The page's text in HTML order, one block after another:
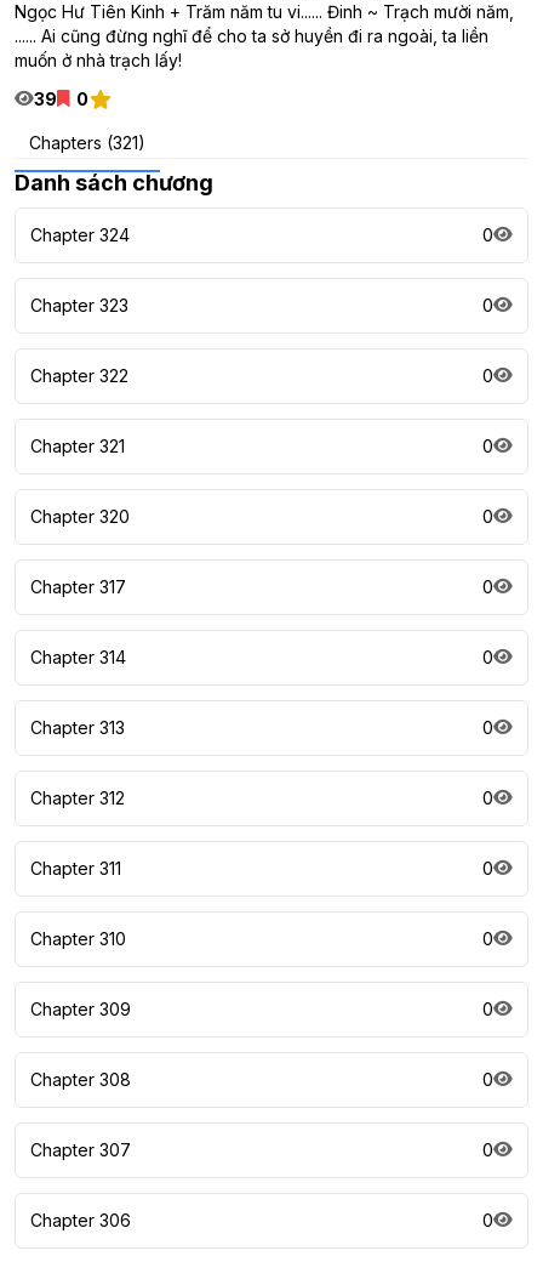
Ngọc Hư Tiên Kinh + Trăm năm tu vi...... Đinh ~ Trạch mười năm,
...... Ai cũng đừng nghĩ để cho ta sở huyền đi ra ngoài, ta liền
muốn ở nhà trạch lấy!
39
0
Chapters (321)
Danh sách chương
Chapter 324 0
Chapter 323 0
Chapter 322 0
Chapter 321 0
Chapter 320 0
Chapter 317 0
Chapter 314 0
Chapter 313 0
Chapter 312 0
Chapter 311 0
Chapter 310 0
Chapter 309 0
Chapter 308 0
Chapter 307 0
Chapter 306 0